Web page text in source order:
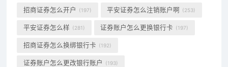
招商证券怎么开户 (197) 平安证券怎么注销账户啊 (253)
平安证券怎么样 (281) 证券账户怎么更换银行卡 (197)
招商证券怎么换绑银行卡 (192)
证券账户怎么更改银行账户 (193)